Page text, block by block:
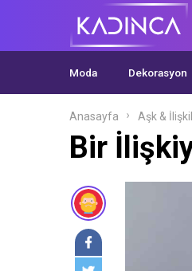
Moda Dekorasyon
Anasayfa Aşk &
Bir